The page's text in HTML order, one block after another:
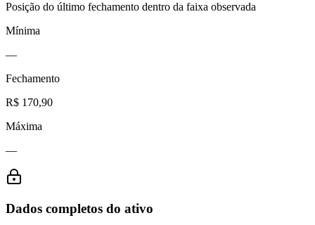
Posição do último fechamento dentro da faixa observada
Mínima
—
Fechamento
R$ 170,90
Máxima
—
Dados completos do ativo